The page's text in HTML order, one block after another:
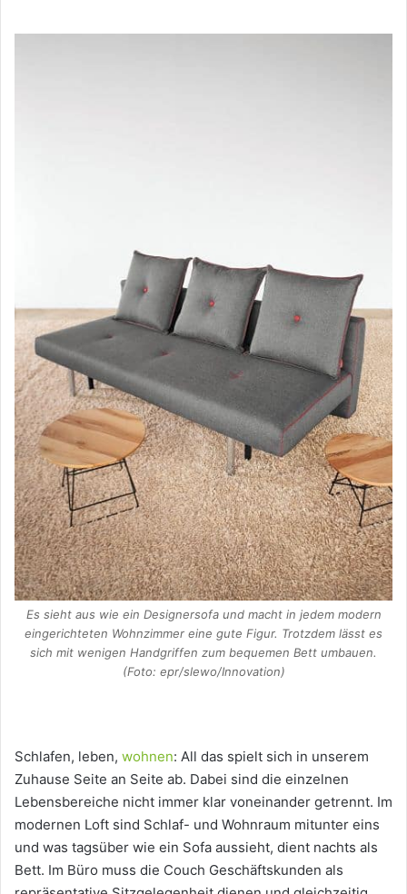
Es sieht aus wie ein Designersofa und macht in jedem modern
eingerichteten Wohnzimmer eine gute Figur. Trotzdem lässt es
sich mit wenigen Handgriffen zum bequemen Bett umbauen.
(Foto: epr/slewo/Innovation)
Schlafen, leben, wohnen: All das spielt sich in unserem
Zuhause Seite an Seite ab. Dabei sind die einzelnen
Lebensbereiche nicht immer klar voneinander getrennt. Im
modernen Loft sind Schlaf- und Wohnraum mitunter eins
und was tagsüber wie ein Sofa aussieht, dient nachts als
Bett. Im Büro muss die Couch Geschäftskunden als